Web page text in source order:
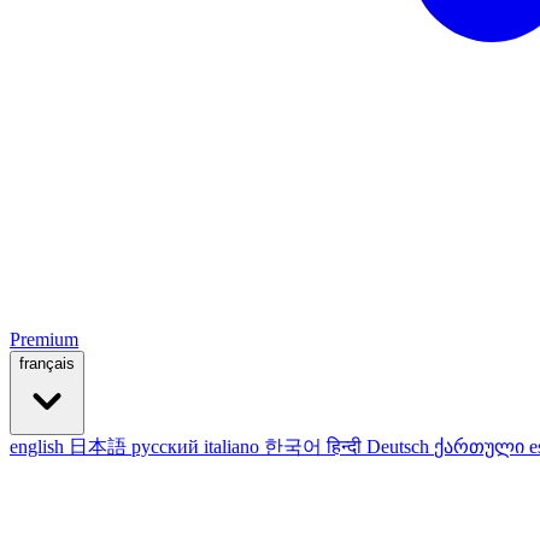
Premium
français
english 日本語 русский italiano 한국어हिन्दी Deutsch ქართული